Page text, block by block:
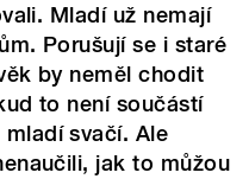
Mladí už nemají
Porušují se i staré
by neměl chodit
to není součástí
svačí. Ale
jak to můžou